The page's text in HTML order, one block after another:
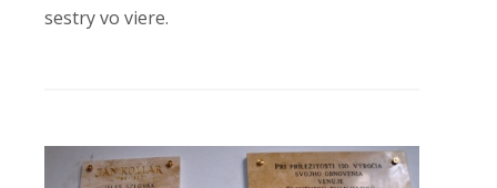
sestry vo viere.